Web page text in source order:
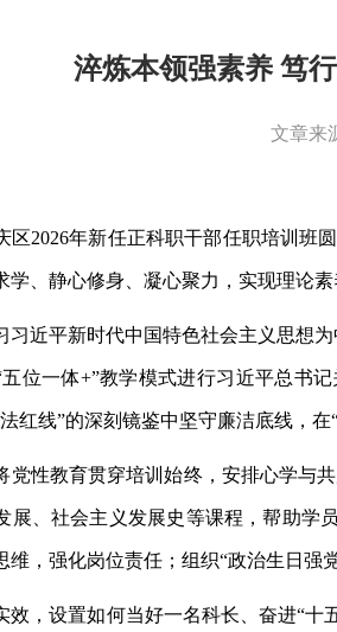
淬炼本领强素养 笃
文章
区2026年新任正科职干部任职培训班
学、静心修身、凝心聚力，实现理论
习近平新时代中国特色社会主义思想
五位一体+”教学模式进行习近平总书
红线”的深刻镜鉴中坚守廉洁底线，
党性教育贯穿培训始终，安排心学与
展、社会主义发展史等课程，帮助学
维，强化岗位责任；组织“政治生日强
效，设置如何当好一名科长、奋进“十